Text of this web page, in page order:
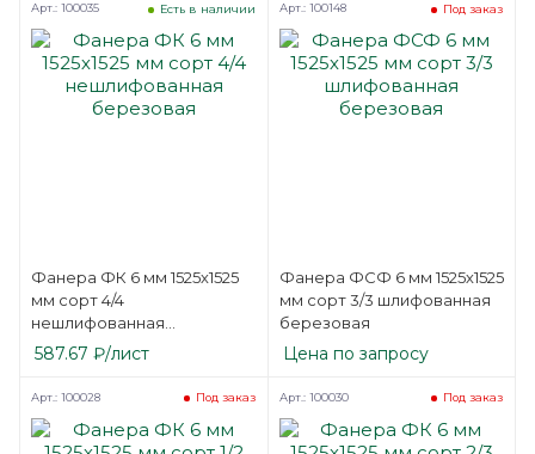
Фанера ФК 6 мм 1525х1525
мм сорт 4/4
нешлифованная
березовая
Есть в наличии
Арт.: 100035
587.67 ₽/лист
Фанера ФСФ 6 мм 1525х1525
мм сорт 3/3 шлифованная
березовая
Под заказ
Арт.: 100148
Цена по запросу
Под заказ
Арт.: 100028 Под заказ
Арт.: 100030